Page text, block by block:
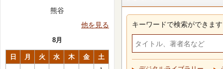
熊谷
他を見る
8月
日 月 火 水 木 金 土
キーワードで検索ができます